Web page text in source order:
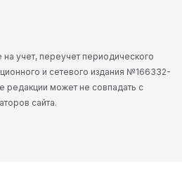
на учет, переучет периодического
и сетевого издания №166332-
редакции может не совпадать с
сайта.